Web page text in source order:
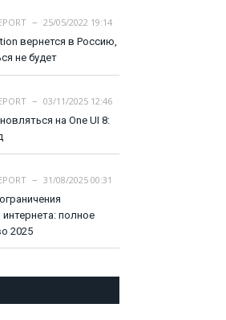
25/05/2022 19:14
вернется в Россию,
не будет
03/11/2025 12:46
на One UI 8:
31/08/2025 00:31
полное
2025